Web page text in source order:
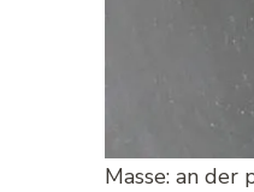
Masse: an